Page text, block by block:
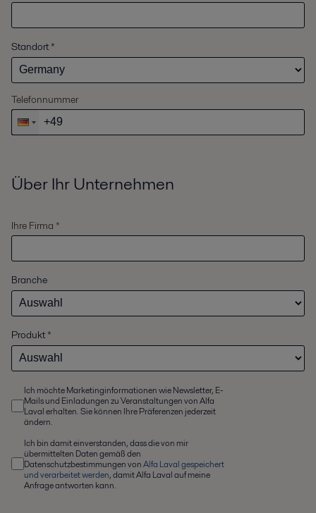
Standort *
Telefonnummer
Über Ihr Unternehmen
Ihre Firma *
Branche
Produkt *
Ich möchte Marketinginformationen wie Newsletter, E-
Mails und Einladungen zu Veranstaltungen von Alfa
Laval erhalten. Sie können Ihre Präferenzen jederzeit
ändern.
Ich bin damit einverstanden, dass die von mir
übermittelten Daten gemäß den
Datenschutzbestimmungen vonAlfa Laval gespeichert
und verarbeitet werden, damit Alfa Laval auf meine
Anfrage antworten kann.